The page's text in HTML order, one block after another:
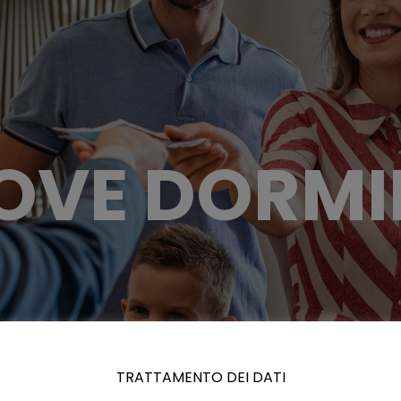
TRATTAMENTO DEI DATI